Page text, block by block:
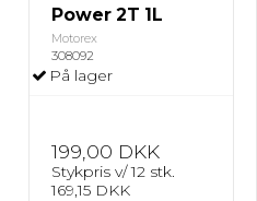
Power 2T 1L
Motorex
308092
På lager
199,00 DKK
Stykpris v/ 12 stk.
169,15 DKK